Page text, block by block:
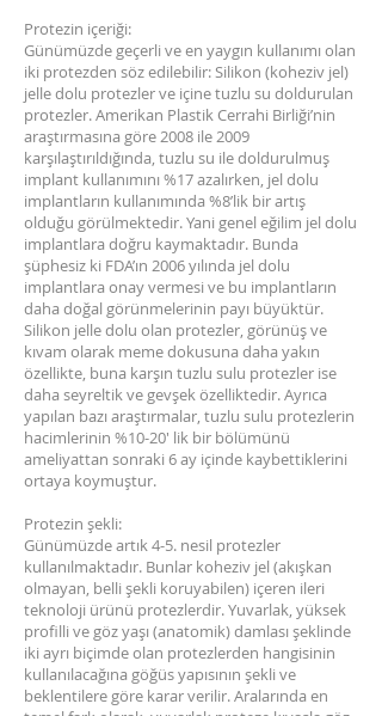
Protezin içeriği:
Günümüzde geçerli ve en yaygın kullanımı olan
iki protezden söz edilebilir: Silikon (koheziv jel)
jelle dolu protezler ve içine tuzlu su doldurulan
protezler. Amerikan Plastik Cerrahi Birliği’nin
araştırmasına göre 2008 ile 2009
karşılaştırıldığında, tuzlu su ile doldurulmuş
implant kullanımını %17 azalırken, jel dolu
implantların kullanımında %8’lik bir artış
olduğu görülmektedir. Yani genel eğilim jel dolu
implantlara doğru kaymaktadır. Bunda
şüphesiz ki FDA’ın 2006 yılında jel dolu
implantlara onay vermesi ve bu implantların
daha doğal görünmelerinin payı büyüktür.
Silikon jelle dolu olan protezler, görünüş ve
kıvam olarak meme dokusuna daha yakın
özellikte, buna karşın tuzlu sulu protezler ise
daha seyreltik ve gevşek özelliktedir. Ayrıca
yapılan bazı araştırmalar, tuzlu sulu protezlerin
hacimlerinin %10-20' lik bir bölümünü
ameliyattan sonraki 6 ay içinde kaybettiklerini
ortaya koymuştur.
Protezin şekli:
Günümüzde artık 4-5. nesil protezler
kullanılmaktadır. Bunlar koheziv jel (akışkan
olmayan, belli şekli koruyabilen) içeren ileri
teknoloji ürünü protezlerdir. Yuvarlak, yüksek
profilli ve göz yaşı (anatomik) damlası şeklinde
iki ayrı biçimde olan protezlerden hangisinin
kullanılacağına göğüs yapısının şekli ve
beklentilere göre karar verilir. Aralarında en